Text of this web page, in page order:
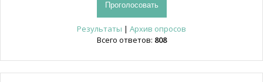
Результаты | Архив опросов
Всего ответов: 808